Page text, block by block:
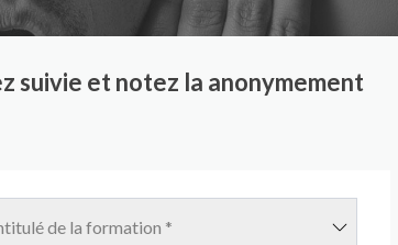
suivie et notez la anonymement
de la formation *